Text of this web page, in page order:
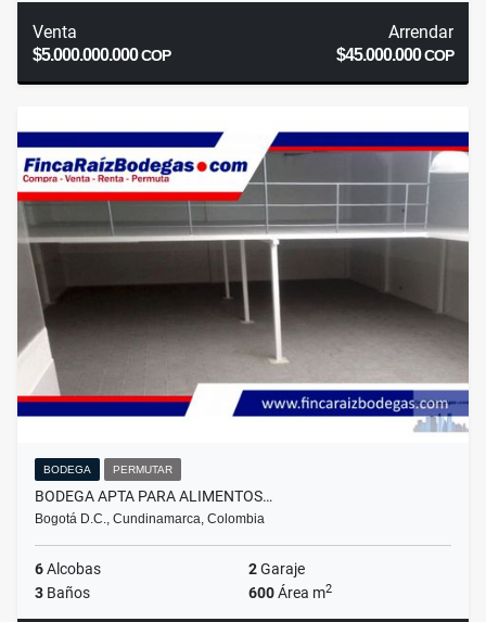
Venta
$5.000.000.000COP
Arrendar
$45.000.000COP
BODEGA PERMUTAR
BODEGA APTA PARA ALIMENTOS…
Bogotá D.C., Cundinamarca, Colombia
6Alcobas 2Garaje
3 Baños 600Área m2